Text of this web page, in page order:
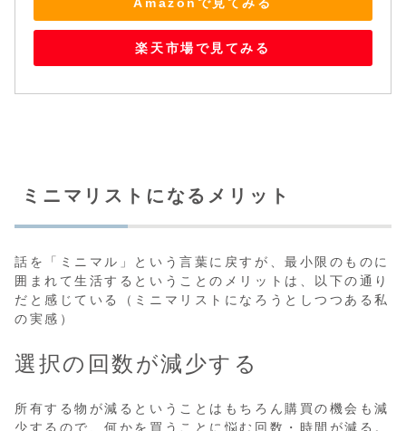
楽天市場で見てみる
ミニマリストになるメリット
話を「ミニマル」という言葉に戻すが、最小限のものに
囲まれて生活するということのメリットは、以下の通り
だと感じている（ミニマリストになろうとしつつある私
の実感）
選択の回数が減少する
所有する物が減るということはもちろん購買の機会も減
少するので、何かを買うことに悩む回数・時間が減る。